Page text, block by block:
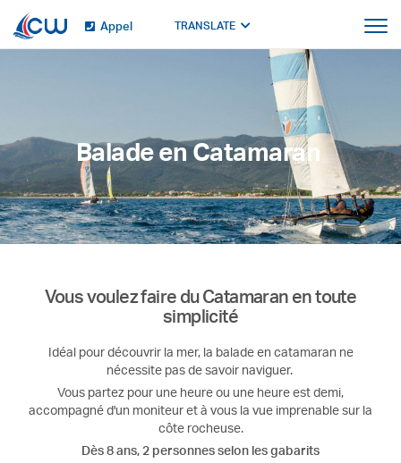
Appel
Balade en Catamaran
Vous voulez faire du Catamaran en toute
simplicité
Idéal pour découvrir la mer, la balade en catamaran ne
nécessite pas de savoir naviguer.
Vous partez pour une heure ou une heure est demi,
accompagné d'un moniteur et à vous la vue imprenable sur la
côte rocheuse.
Dès 8 ans, 2 personnes selon les gabarits
TRANSLATE